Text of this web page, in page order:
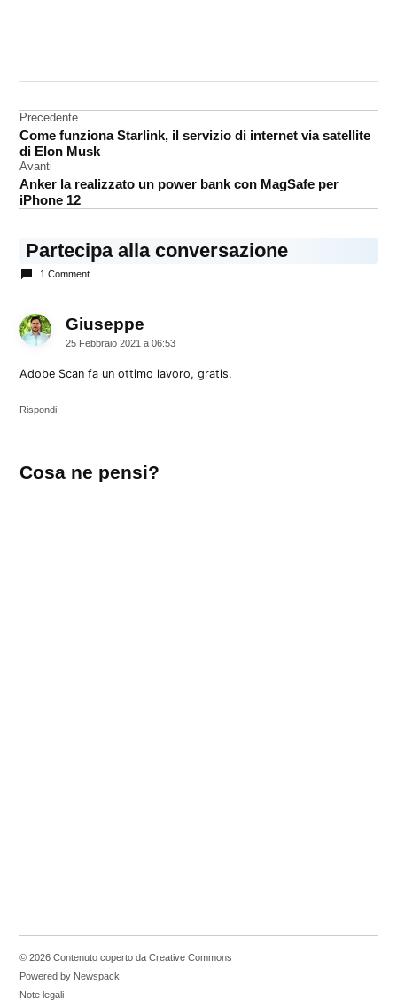
Navigazione
articoli
Precedente
Come funziona Starlink, il servizio di internet via satellite
di Elon Musk
Avanti
Anker la realizzato un power bank con MagSafe per
iPhone 12
Partecipa alla conversazione
1 Comment
Giuseppe
25 Febbraio 2021 a 06:53
Adobe Scan fa un ottimo lavoro, gratis.
Rispondi
un
Cosa ne pensi?
© 2026 Contenuto coperto da Creative Commons
Powered by Newspack
Note legali